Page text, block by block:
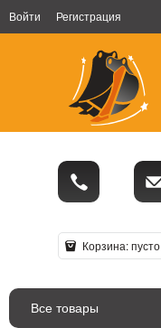
Войти Регистрация
Корзина:пусто
Все товары